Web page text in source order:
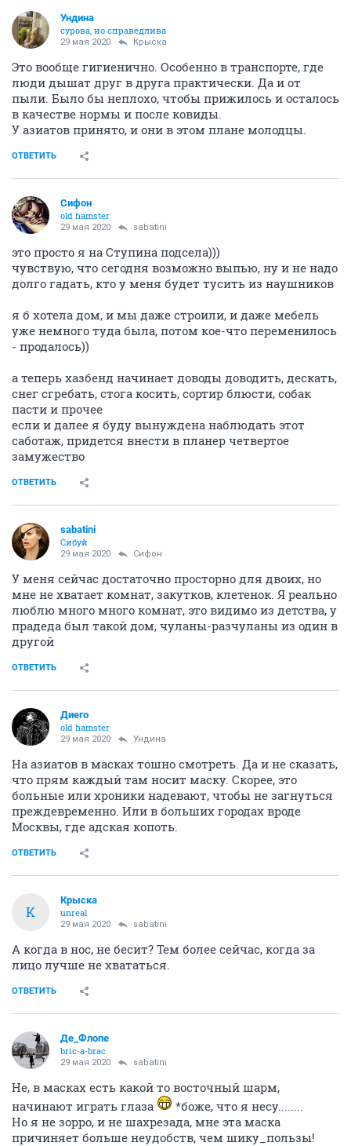
Ундинa
сурова, но справедлива
29 мая 2020 Крыска
Это вообще гигиенично. Особенно в транспорте, где
люди дышат друг в друга практически. Да и от
пыли. Было бы неплохо, чтобы прижилось и осталось
в качестве нормы и после ковиды.
У азиатов принято, и они в этом плане молодцы.
ОТВЕТИТЬ
Сифон
old hamster
29 мая 2020 sabatini
это просто я на Ступина подсела)))
чувствую, что сегодня возможно выпью, ну и не надо
долго гадать, кто у меня будет тусить из наушников
я б хотела дом, и мы даже строили, и даже мебель
уже немного туда была, потом кое-что переменилось
- продалось))
а теперь хазбенд начинает доводы доводить, дескать,
снег сгребать, стога косить, сортир блюсти, собак
пасти и прочее
если и далее я буду вынуждена наблюдать этот
саботаж, придется внести в планер четвертое
замужество
ОТВЕТИТЬ
sabatini
Сибуй
29 мая 2020 Сифон
У меня сейчас достаточно просторно для двоих, но
мне не хватает комнат, закутков, клетенок. Я реально
люблю много много комнат, это видимо из детства, у
прадеда был такой дом, чуланы-разчуланы из один в
другой
ОТВЕТИТЬ
Диего
old hamster
29 мая 2020 Ундинa
На азиатов в масках тошно смотреть. Да и не сказать,
что прям каждый там носит маску. Скорее, это
больные или хроники надевают, чтобы не загнуться
преждевременно. Или в больших городах вроде
Москвы, где адская копоть.
ОТВЕТИТЬ
К
Крыска
unreal
29 мая 2020 sabatini
А когда в нос, не бесит? Тем более сейчас, когда за
лицо лучше не хвататься.
ОТВЕТИТЬ
Де_Флопе
bric-a-brac
29 мая 2020 sabatini
Не, в масках есть какой то восточный шарм,
начинают играть глаза
*боже, что я несу........
Но я не зорро, и не шахрезада, мне эта маска
причиняет больше неудобств, чем шику_пользы!